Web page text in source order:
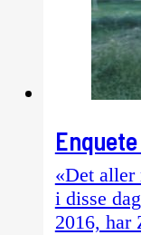
«Det aller
i disse
2016, har